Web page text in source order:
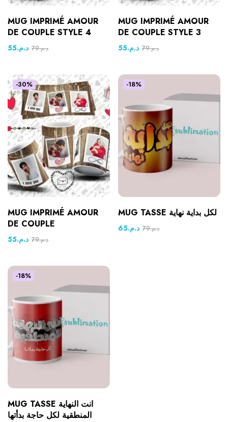
MUG IMPRIMÉ AMOUR
DE COUPLE STYLE 4
د.م.55 د.م.79
MUG IMPRIMÉ AMOUR
DE COUPLE STYLE 3
د.م.55 د.م.79
-30%
MUG IMPRIMÉ AMOUR
DE COUPLE
د.م.55 د.م.79
-18%
MUG TASSE لكل بداية نهاية
د.م.65 د.م.79
-18%
MUG TASSE انت النهاية
المنطقية لكل حاجة بدأتها